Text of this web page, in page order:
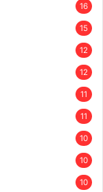
16
15
12
12
11
11
10
10
10